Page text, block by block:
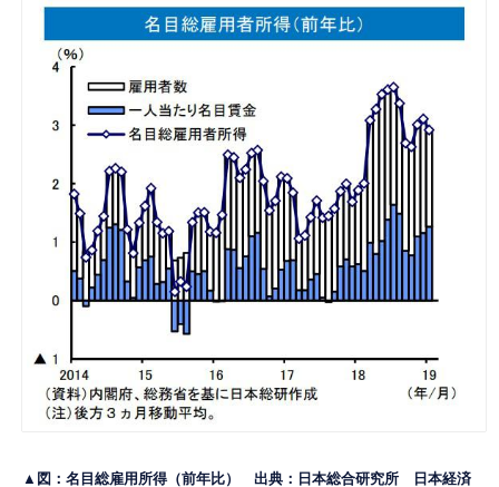
▲図：名目総雇用所得（前年比） 出典：日本総合研究所 日本経済